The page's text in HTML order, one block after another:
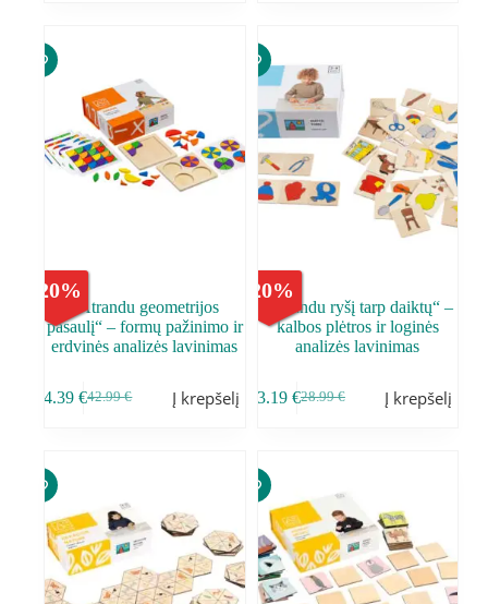
20%
„Atrandu geometrijos
pasaulį“ – formų pažinimo ir
erdvinės analizės lavinimas
42.99€
34.39€ Į krepšelį
20%
„Atrandu ryšį tarp daiktų“ –
kalbos plėtros ir loginės
analizės lavinimas
28.99€
23.19 € Į krepšelį